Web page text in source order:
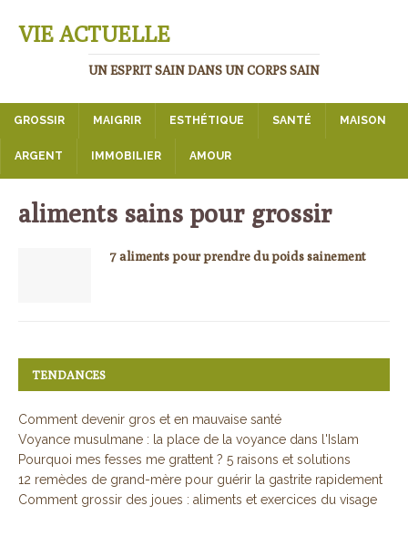
VIE ACTUELLE
UN ESPRIT SAIN DANS UN CORPS SAIN
GROSSIR MAIGRIR ESTHÉTIQUE SANTÉ MAISON
ARGENT IMMOBILIER AMOUR
aliments sains pour grossir
7 aliments pour prendre du poids sainement
TENDANCES
Comment devenir gros et en mauvaise santé
Voyance musulmane : la place de la voyance dans l'Islam
Pourquoi mes fesses me grattent ? 5 raisons et solutions
12 remèdes de grand-mère pour guérir la gastrite rapidement
Comment grossir des joues : aliments et exercices du visage